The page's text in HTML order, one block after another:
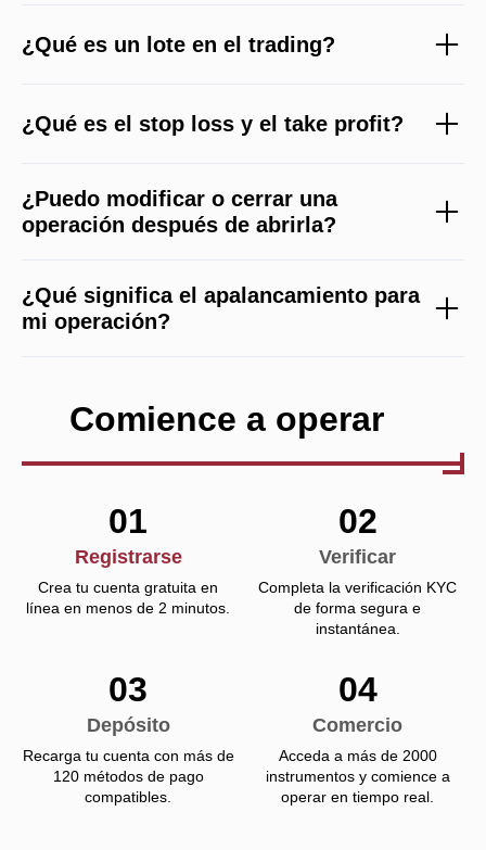
¿Qué es un lote en el trading?
¿Qué es el stop loss y el take profit?
¿Puedo modificar o cerrar una
operación después de abrirla?
¿Qué significa el apalancamiento para
mi operación?
Comience a operar
01
Registrarse
Crea tu cuenta gratuita en
línea en menos de 2 minutos.
02
Verificar
Completa la verificación KYC
de forma segura e
instantánea.
03
Depósito
Recarga tu cuenta con más de
120 métodos de pago
compatibles.
04
Comercio
Acceda a más de 2000
instrumentos y comience a
operar en tiempo real.